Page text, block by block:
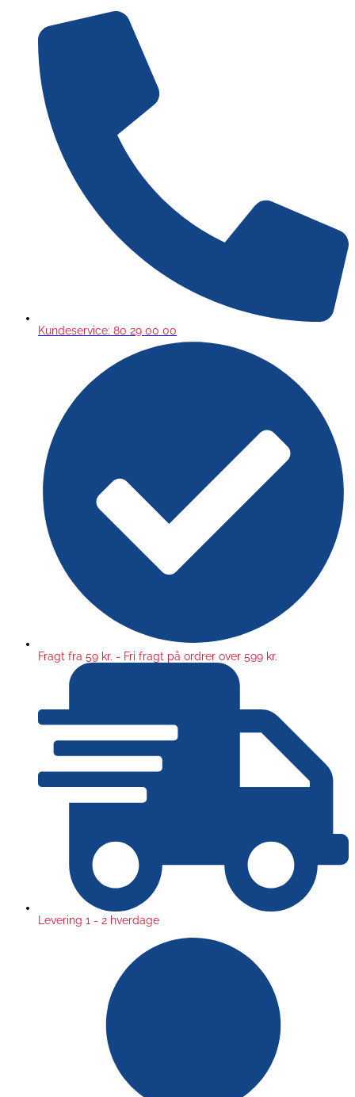
indholdet
Kundeservice: 80 29 00 00
Fragt fra 59 kr. - Fri fragt på ordrer over 599 kr.
Levering 1 - 2 hverdage